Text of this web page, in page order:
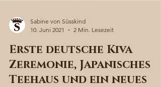
10. Juni 2021
2 Min. Lesezeit
Erste deutsche Kiva